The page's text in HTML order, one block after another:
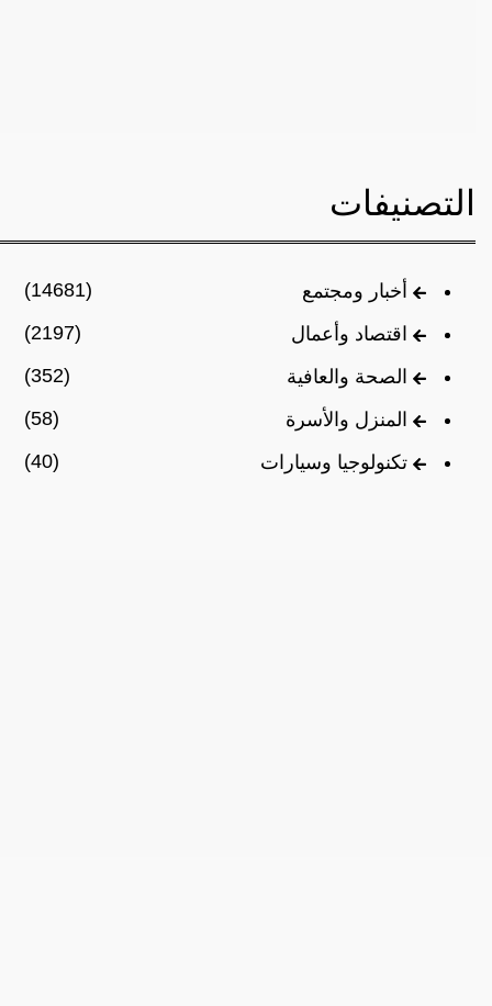
التصنيفات
أخبار ومجتمع
(14681)
اقتصاد وأعمال
(2197)
الصحة والعافية
(352)
المنزل والأسرة
(58)
تكنولوجيا وسيارات
(40)